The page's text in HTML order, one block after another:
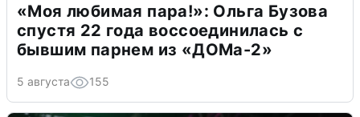
«Моя любимая пара!»: Ольга Бузова
спустя 22 года воссоединилась с
бывшим парнем из «ДОМа-2»
5 августа 155